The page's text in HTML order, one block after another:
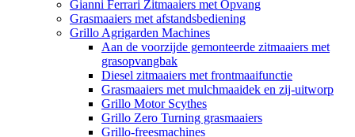
Gianni Ferrari Zitmaaiers met Opvang
Grasmaaiers met afstandsbediening
Grillo Agrigarden Machines
Aan de voorzijde gemonteerde zitmaaiers met
grasopvangbak
Diesel zitmaaiers met frontmaaifunctie
Grasmaaiers met mulchmaaidek en zij-uitworp
Grillo Motor Scythes
Grillo Zero Turning grasmaaiers
Grillo-freesmachines